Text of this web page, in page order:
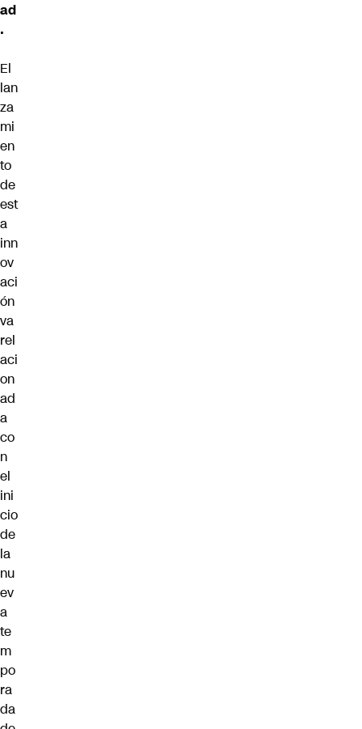
ad
.
El
lan
za
mi
en
to
de
est
a
inn
ov
aci
ón
va
rel
aci
on
ad
a
co
n
el
ini
cio
de
la
nu
ev
a
te
m
po
ra
da